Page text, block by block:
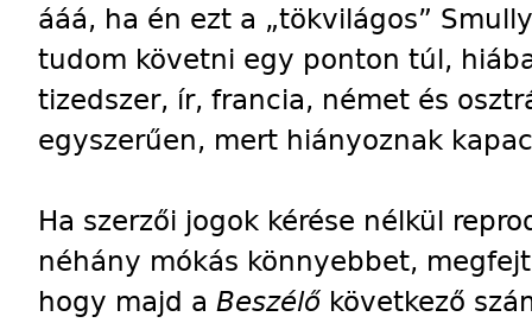
ááá, ha én ezt a „tökvilágos”
tudom követni egy ponton túl,
tizedszer, ír, francia, német és
egyszerűen, mert hiányoznak
Ha szerzői jogok kérése nélkül
néhány mókás könnyebbet,
hogy majd a Beszélő következő